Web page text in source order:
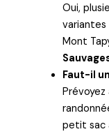
Oui,
variantes
Mont
Faut-il
Prévoyez
petit sac